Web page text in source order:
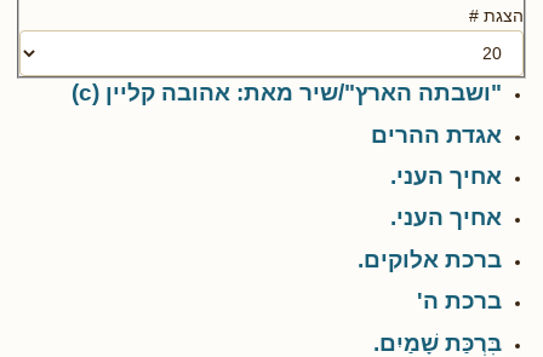
הצגת #
"ושבתה הארץ"/שיר מאת: אהובה קליין (c)
אגדת ההרים
אחיך העני.
אחיך העני.
ברכת אלוקים.
ברכת ה'
בִּרְכַּת שָׁמַיִם.